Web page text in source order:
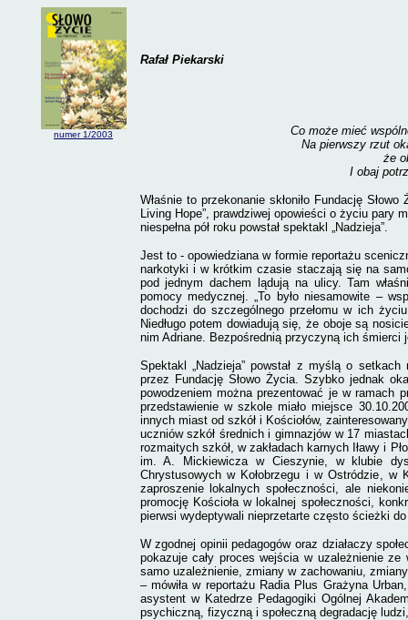
numer 1/2003
Rafał Piekarski
Co może mieć
Na pierwszy rzut
że
I obaj
Właśnie to przekonanie skłoniło Fundację
Living Hope”, prawdziwej opowieści o życiu pary
niespełna pół roku powstał spektakl „Nadzieja”.
Jest to - opowiedziana w formie reportażu
narkotyki i w krótkim czasie staczają się na
pod jednym dachem lądują na ulicy. Tam
pomocy medycznej. „To było niesamowite –
dochodzi do szczególnego przełomu w ich
Niedługo potem dowiadują się, że oboje są
nim Adriane. Bezpośrednią przyczyną ich śmierci
Spektakl „Nadzieja” powstał z myślą o
przez Fundację Słowo Życia. Szybko jednak
powodzeniem można prezentować je w ramach
przedstawienie w szkole miało miejsce
innych miast od szkół i Kościołów,
uczniów szkół średnich i gimnazjów w 17
rozmaitych szkół, w zakładach karnych Iławy i
im. A. Mickiewicza w Cieszynie, w klubie
Chrystusowych w Kołobrzegu i w Ostródzie, w
zaproszenie lokalnych społeczności, ale
promocję Kościoła w lokalnej społeczności,
pierwsi wydeptywali nieprzetarte często ścieżki
W zgodnej opinii pedagogów oraz działaczy
pokazuje cały proces wejścia w uzależnienie
samo uzależnienie, zmiany w zachowaniu,
– mówiła w reportażu Radia Plus Grażyna
asystent w Katedrze Pedagogiki Ogólnej
psychiczną, fizyczną i społeczną degradację